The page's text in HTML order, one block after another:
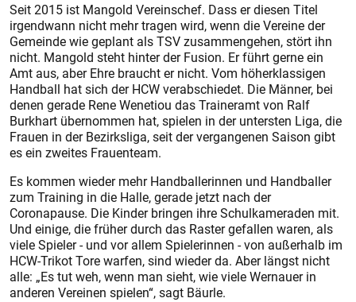
Seit 2015 ist Mangold Vereinschef. Dass er diesen Titel
irgendwann nicht mehr tragen wird, wenn die Vereine der
Gemeinde wie geplant als TSV zusammengehen, stört ihn
nicht. Mangold steht hinter der Fusion. Er führt gerne ein
Amt aus, aber Ehre braucht er nicht. Vom höherklassigen
Handball hat sich der HCW verabschiedet. Die Männer, bei
denen gerade Rene Wenetiou das Traineramt von Ralf
Burkhart übernommen hat, spielen in der untersten Liga, die
Frauen in der Bezirksliga, seit der vergangenen Saison gibt
es ein zweites Frauenteam.
Es kommen wieder mehr Handballerinnen und Handballer
zum Training in die Halle, gerade jetzt nach der
Coronapause. Die Kinder bringen ihre Schulkameraden mit.
Und einige, die früher durch das Raster gefallen waren, als
viele Spieler - und vor allem Spielerinnen - von außerhalb im
HCW-Trikot Tore warfen, sind wieder da. Aber längst nicht
alle: „Es tut weh, wenn man sieht, wie viele Wernauer in
anderen Vereinen spielen“, sagt Bäurle.